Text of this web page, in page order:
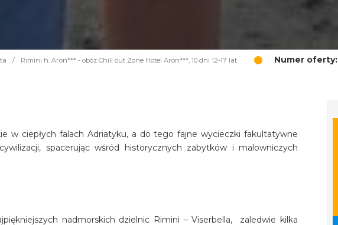
/ Rimini h. Aron*** - obóz Chill out Zone Hotel Aron***, 10 dni 12-17 lat Numer oferty:
w ciepłych falach Adriatyku, a do tego fajne wycieczki fakultatywne
spacerując wśród historycznych zabytków i malowniczych
nadmorskich dzielnic Rimini – Viserbella, zaledwie kilka